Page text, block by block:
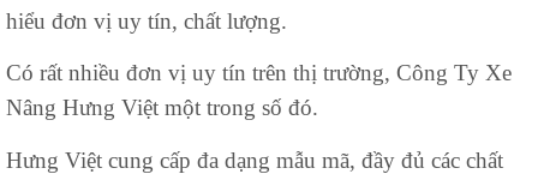
hiểu đơn vị uy tín, chất lượng.
Có rất nhiều đơn vị uy tín trên thị trường, Công Ty Xe
Nâng Hưng Việt một trong số đó.
Hưng Việt cung cấp đa dạng mẫu mã, đầy đủ các chất